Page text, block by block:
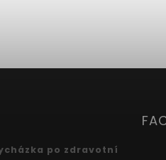
po zdravotní